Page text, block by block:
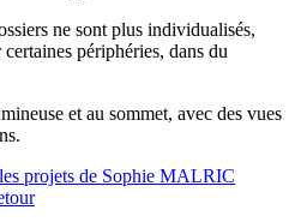
ne sont plus individualisés,
périphéries, dans du
et au sommet, avec des vues
projets de Sophie MALRIC